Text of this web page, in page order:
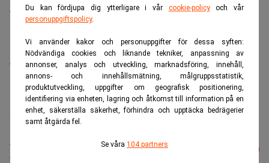
Du kan fördjupa dig ytterligare i vår cookie-policyoch vår
personuppgiftspolicy.
Vi använder kakor och personuppgifter för dessa syften:
Nödvändiga cookies och liknande tekniker, anpassning av
annonser, analys och utveckling, marknadsföring, innehåll,
annons- och innehållsmätning, målgruppsstatistik,
produktutveckling, uppgifter om geografisk positionering,
identifiering via enheten, lagring och åtkomst till information på en
enhet, säkerställa säkerhet, förhindra och upptäcka bedrägerier
samt åtgärda fel.
Se våra 104 partners
domstolsförhandlingarna har ökat kraftigt. Det gäller även
medverkan av parter via videoteknik. Under vecka 12
började användningen av videoteknik stiga märkbart, och
därefter har antalet videomöten fortsatt att öka. Under
vecka 17 2020 genomfördes 3 427 videokonferenssamtal
från domstolarnas förhandlingssalar. Motsvarande siffra
för vecka 17 2019 var 1 346.
Läs mer från Realtid - vårt nyhetsbrev
är kostnadsfritt: